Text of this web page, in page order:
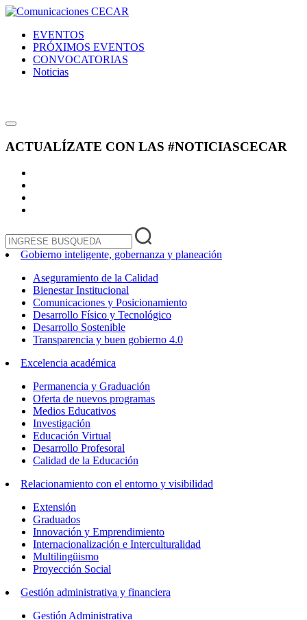
EVENTOS
PRÓXIMOS EVENTOS
CONVOCATORIAS
Noticias
ACTUALÍZATE CON LAS #NOTICIASCECAR
Gobierno inteligente, gobernanza y planeación
Aseguramiento de la Calidad
Bienestar Institucional
Comunicaciones y Posicionamiento
Desarrollo Físico y Tecnológico
Desarrollo Sostenible
Transparencia y buen gobierno 4.0
Excelencia académica
Permanencia y Graduación
Oferta de nuevos programas
Medios Educativos
Investigación
Educación Virtual
Desarrollo Profesoral
Calidad de la Educación
Relacionamiento con el entorno y visibilidad
Extensión
Graduados
Innovación y Emprendimiento
Internacionalización e Interculturalidad
Multilingüismo
Proyección Social
Gestión administrativa y financiera
Gestión Administrativa